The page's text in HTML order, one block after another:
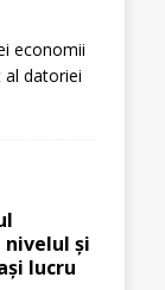
economii
al datoriei
nivelul și
lucru